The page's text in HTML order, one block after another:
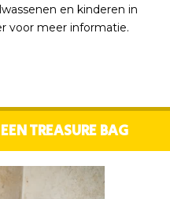
en kinderen in
voor meer informatie.
TREASURE BAG